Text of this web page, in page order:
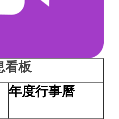
看板
年度行事曆